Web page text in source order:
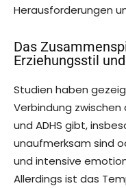
Herausforderungen
Das
Erziehungsstil
Studien haben
Verbindung
und ADHS gibt,
unaufmerksam sind
und intensive
Allerdings ist das